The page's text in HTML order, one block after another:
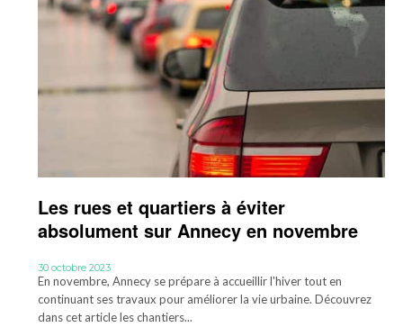
Les rues et quartiers à éviter
absolument sur Annecy en novembre
30 octobre 2023
En novembre, Annecy se prépare à accueillir l'hiver tout en
continuant ses travaux pour améliorer la vie urbaine. Découvrez
dans cet article les chantiers...